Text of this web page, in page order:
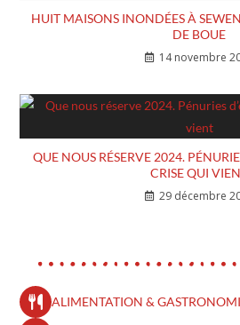
HUIT MAISONS INONDÉES À
DE BOUE
14 novembre
QUE NOUS RÉSERVE 2024.
CRISE QUI
29 décembre
ALIMENTATION &